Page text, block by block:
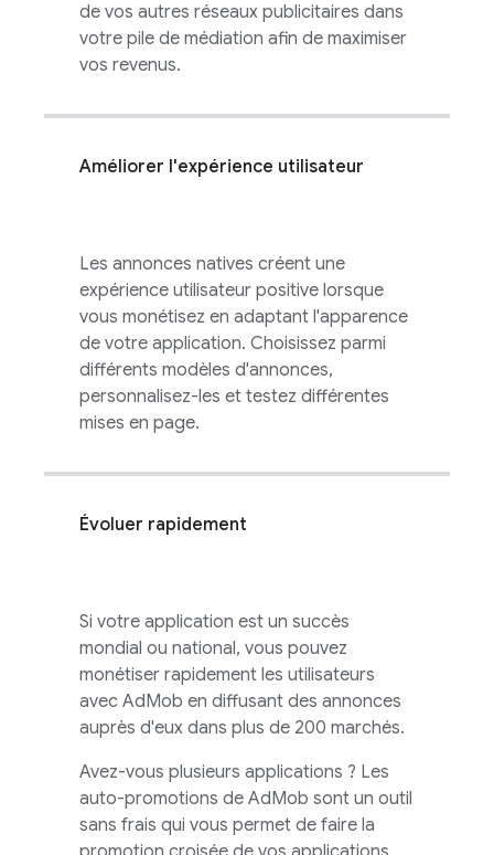
de vos autres réseaux publicitaires dans
votre pile de médiation afin de maximiser
vos revenus.
Améliorer l'expérience utilisateur
Les annonces natives créent une
expérience utilisateur positive lorsque
vous monétisez en adaptant l'apparence
de votre application. Choisissez parmi
différents modèles d'annonces,
personnalisez-les et testez différentes
mises en page.
Évoluer rapidement
Si votre application est un succès
mondial ou national, vous pouvez
monétiser rapidement les utilisateurs
avec AdMob en diffusant des annonces
auprès d'eux dans plus de 200 marchés.
Avez-vous plusieurs applications ? Les
auto-promotions de AdMob sont un outil
sans frais qui vous permet de faire la